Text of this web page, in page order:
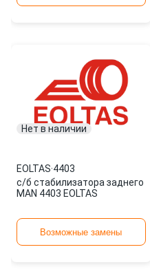
Нет в наличии
EOLTAS·4403
с/б стабилизатора заднего
MAN 4403 EOLTAS
Возможные замены